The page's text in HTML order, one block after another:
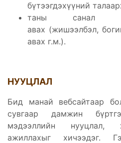
бүтээгдэхүүний
таны санал
авах (жишээлбэл,
авах г.м.).
НУУЦЛАЛ
Бид манай вебсайтаар
сувгаар дамжин
мэдээллийн нууцлал,
ажиллахыг